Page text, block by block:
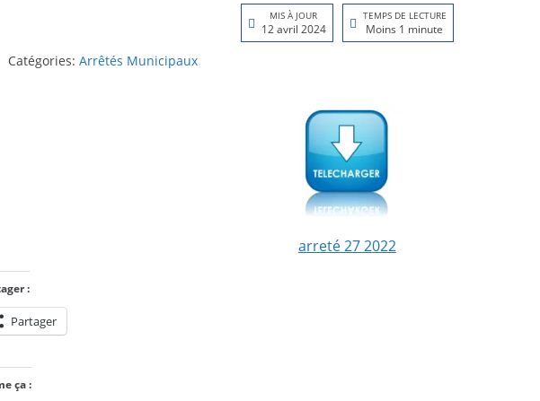
MIS À JOUR
12 avril 2024
TEMPS DE LECTURE
Moins 1 minute
Catégories:Arrêtés Municipaux
arreté 27 2022
:
Partager
ça :